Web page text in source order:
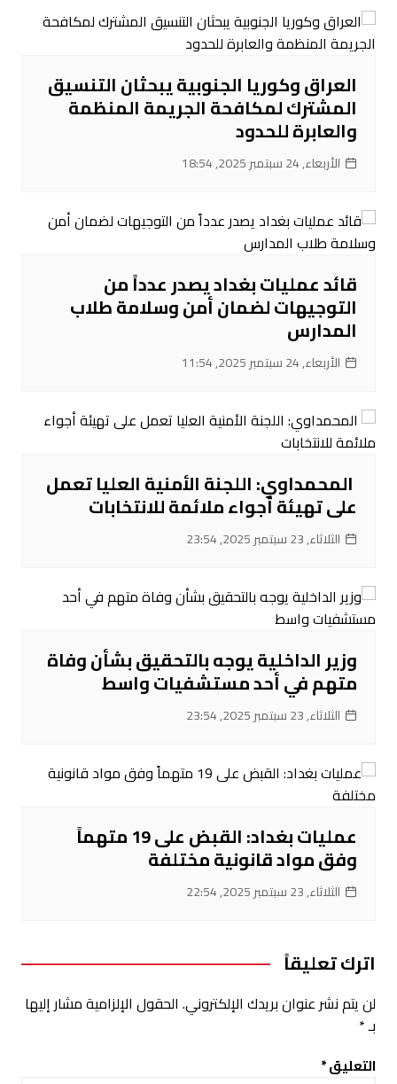
العراق وكوريا الجنوبية يبحثان التنسيق
المشترك لمكافحة الجريمة المنظمة
والعابرة للحدود
الأربعاء, 24 سبتمبر 2025, 18:54
قائد عمليات بغداد يصدر عدداً من
التوجيهات لضمان أمن وسلامة طلاب
المدارس
الأربعاء, 24 سبتمبر 2025, 11:54
‌ المحمداوي: اللجنة الأمنية العليا تعمل
على تهيئة أجواء ملائمة للانتخابات
الثلاثاء, 23 سبتمبر 2025, 23:54
‌وزير الداخلية يوجه بالتحقيق بشأن وفاة
متهم في أحد مستشفيات واسط
الثلاثاء, 23 سبتمبر 2025, 23:54
عمليات بغداد: القبض على 19 متهماً
وفق مواد قانونية مختلفة
الثلاثاء, 23 سبتمبر 2025, 22:54
اترك تعليقاً
لن يتم نشر عنوان بريدك الإلكتروني. الحقول الإلزامية مشار إليها
بـ*
التعليق*